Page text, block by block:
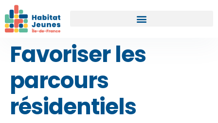
Favoriser les
parcours
résidentiels